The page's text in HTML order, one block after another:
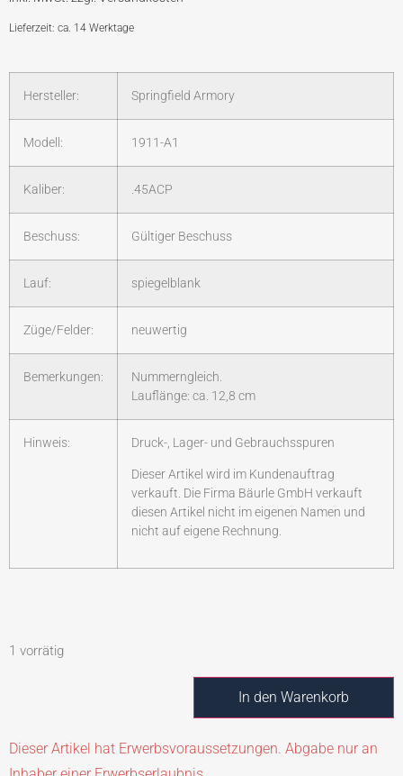
Lieferzeit: ca. 14 Werktage
Hersteller: Springfield Armory
Modell: 1911-A1
Kaliber: .45ACP
Beschuss: Gültiger Beschuss
Lauf: spiegelblank
Züge/Felder: neuwertig
Bemerkungen:
Nummerngleich.
Lauflänge: ca. 12,8 cm
Hinweis: Druck-, Lager- und Gebrauchsspuren
Dieser Artikel wird im Kundenauftrag
verkauft. Die Firma Bäurle GmbH verkauft
diesen Artikel nicht im eigenen Namen und
nicht auf eigene Rechnung.
1 vorrätig
In den Warenkorb
Dieser Artikel hat Erwerbsvoraussetzungen. Abgabe nur an